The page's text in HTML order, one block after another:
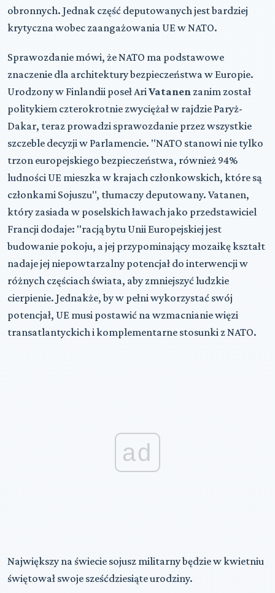
obronnych. Jednak część deputowanych jest bardziej
krytyczna wobec zaangażowania UE w NATO.
Sprawozdanie mówi, że NATO ma podstawowe
znaczenie dla architektury bezpieczeństwa w Europie.
Urodzony w Finlandii poseł Ari Vatanen zanim został
politykiem czterokrotnie zwyciężał w rajdzie Paryż-
Dakar, teraz prowadzi sprawozdanie przez wszystkie
szczeble decyzji w Parlamencie. "NATO stanowi nie tylko
trzon europejskiego bezpieczeństwa, również 94%
ludności UE mieszka w krajach członkowskich, które są
członkami Sojuszu", tłumaczy deputowany. Vatanen,
który zasiada w poselskich ławach jako przedstawiciel
Francji dodaje: "racją bytu Unii Europejskiej jest
budowanie pokoju, a jej przypominający mozaikę kształt
nadaje jej niepowtarzalny potencjał do interwencji w
różnych częściach świata, aby zmniejszyć ludzkie
cierpienie. Jednakże, by w pełni wykorzystać swój
potencjał, UE musi postawić na wzmacnianie więzi
transatlantyckich i komplementarne stosunki z NATO.
ad
Największy na świecie sojusz militarny będzie w kwietniu
świętował swoje sześćdziesiąte urodziny.